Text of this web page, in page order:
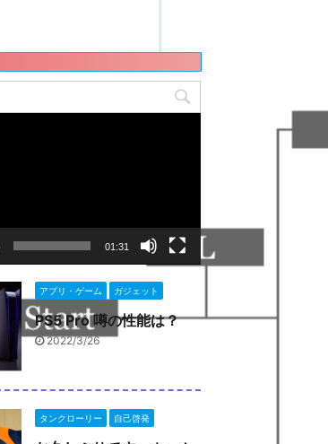
01:31
アプリ・ゲーム ガジェット
PS5 Pro 噂の性能は？
2022/3/26
タンクローリー 自己啓発